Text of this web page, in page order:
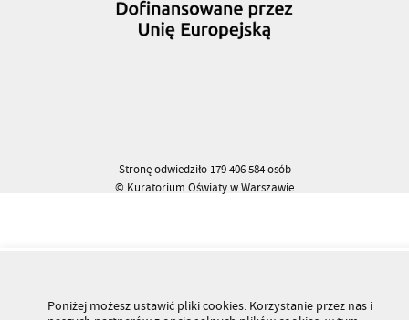
Stronę odwiedziło 179 406 584 osób
© Kuratorium Oświaty w Warszawie
Poniżej możesz ustawić pliki cookies. Korzystanie przez nas i